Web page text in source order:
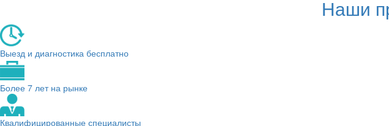
Наши
Выезд и диагностика бесплатно
Более 7 лет на рынке
Квалифицированные специалисты